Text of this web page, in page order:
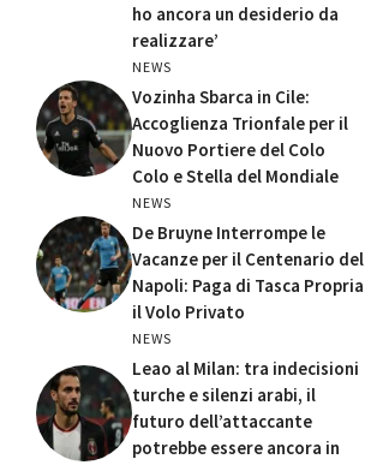
ho ancora un desiderio da
realizzare’
NEWS
Vozinha Sbarca in Cile:
Accoglienza Trionfale per il
Nuovo Portiere del Colo
Colo e Stella del Mondiale
NEWS
De Bruyne Interrompe le
Vacanze per il Centenario del
Napoli: Paga di Tasca Propria
il Volo Privato
NEWS
Leao al Milan: tra indecisioni
turche e silenzi arabi, il
futuro dell’attaccante
potrebbe essere ancora in